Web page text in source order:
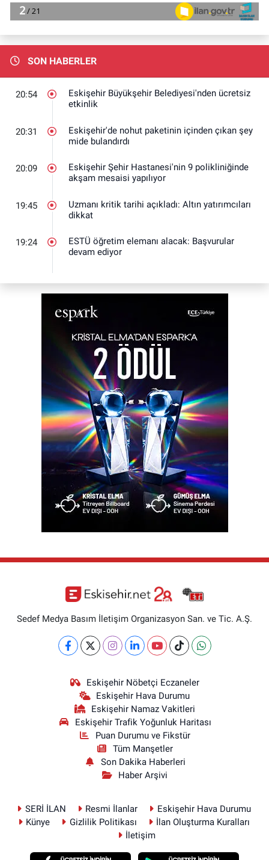
SON HABERLER
20:54
Eskişehir Büyükşehir Belediyesi'nden ücretsiz
etkinlik
20:31
Eskişehir'de nohut paketinin içinden çıkan şey
mide bulandırdı
20:09
Eskişehir Şehir Hastanesi'nin 9 polikliniğinde
akşam mesaisi yapılıyor
19:45
Uzmanı kritik tarihi açıkladı: Altın yatırımcıları
dikkat
19:24
ESTÜ öğretim elemanı alacak: Başvurular
devam ediyor
Sedef Medya Basım İletişim Organizasyon San. ve Tic. A.Ş.
Eskişehir Nöbetçi Eczaneler
Eskişehir Hava Durumu
Eskişehir Namaz Vakitleri
Eskişehir Trafik Yoğunluk Haritası
Puan Durumu ve Fikstür
Tüm Manşetler
Son Dakika Haberleri
Haber Arşivi
SERİ İLAN Resmi İlanlar
Eskişehir Hava Durumu
Künye
Gizlilik Politikası
İlan Oluşturma Kuralları
İletişim